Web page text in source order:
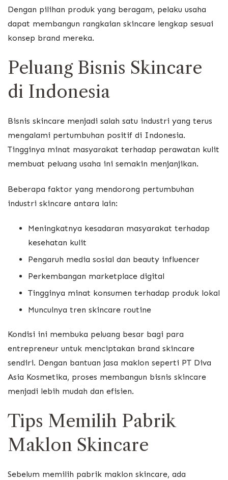
Dengan pilihan produk yang beragam, pelaku usaha
dapat membangun rangkaian skincare lengkap sesuai
konsep brand mereka.
Peluang Bisnis Skincare
di Indonesia
Bisnis skincare menjadi salah satu industri yang terus
mengalami pertumbuhan positif di Indonesia.
Tingginya minat masyarakat terhadap perawatan kulit
membuat peluang usaha ini semakin menjanjikan.
Beberapa faktor yang mendorong pertumbuhan
industri skincare antara lain:
Meningkatnya kesadaran masyarakat terhadap
kesehatan kulit
Pengaruh media sosial dan beauty influencer
Perkembangan marketplace digital
Tingginya minat konsumen terhadap produk lokal
Munculnya tren skincare routine
Kondisi ini membuka peluang besar bagi para
entrepreneur untuk menciptakan brand skincare
sendiri. Dengan bantuan jasa maklon seperti PT Diva
Asia Kosmetika, proses membangun bisnis skincare
menjadi lebih mudah dan efisien.
Tips Memilih Pabrik
Maklon Skincare
Sebelum memilih pabrik maklon skincare, ada